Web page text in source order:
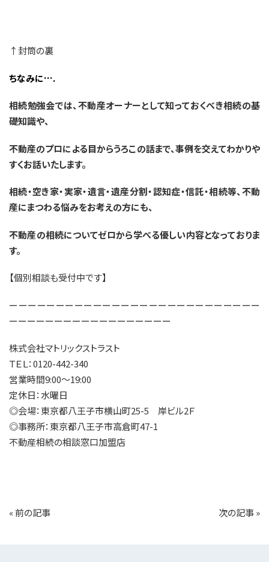
↑封筒の裏
ちなみに….
相続勉強会では、不動産オーナーとして知っておくべき相続の基
礎知識や、
不動産のプロによる目からうろこの話まで、事例を交えてわかりや
すくお話いたします。
相続・空き家・実家・遺言・遺産分割・認知症・信託・相続等、不動
産にまつわる悩みをお考えの方にも、
不動産の相続についてゼロから学べる優しい内容となっておりま
す。
【個別相談も受付中です】
ーーーーーーーーーーーーーーーーーーーーーーーーーーー
ーーーーーーーーーーーーーーーーーー
株式会社マトリックストラスト
ＴＥＬ：0120-442-340
営業時間9:00～19:00
定休日：水曜日
◎会場：東京都八王子市横山町25-5 岸ビル2Ｆ
◎事務所：東京都八王子市高倉町47-1
不動産相続の相談窓口加盟店
«前の記事 次の記事»